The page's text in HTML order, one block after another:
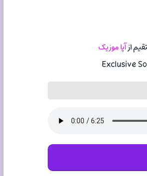
ازآپا موزیک
Exclusive